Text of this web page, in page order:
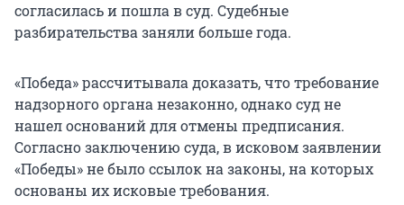
согласилась и пошла в суд. Судебные
разбирательства заняли больше года.
«Победа» рассчитывала доказать, что требование
надзорного органа незаконно, однако суд не
нашел оснований для отмены предписания.
Согласно заключению суда, в исковом заявлении
«Победы» не было ссылок на законы, на которых
основаны их исковые требования.